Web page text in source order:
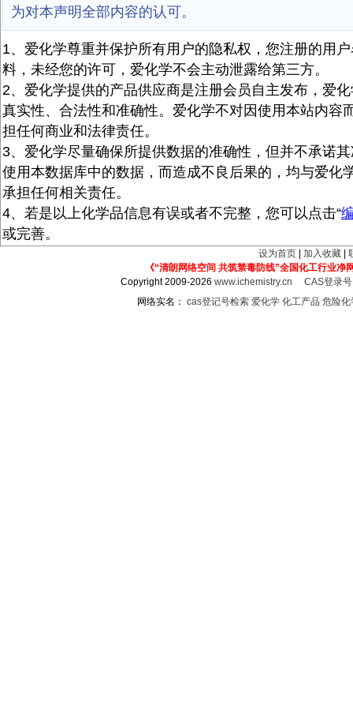
为对本声明全部内容的认可。
1、爱化学尊重并保护所有用户的隐私权，您注册的用
料，未经您的许可，爱化学不会主动泄露给第三方。
2、爱化学提供的产品供应商是注册会员自主发布，爱
真实性、合法性和准确性。爱化学不对因使用本站内容
担任何商业和法律责任。
3、爱化学尽量确保所提供数据的准确性，但并不承诺
使用本数据库中的数据，而造成不良后果的，均与爱化
承担任何相关责任。
4、若是以上化学品信息有误或者不完整，您可以点击“
或完善。
设为首页 加入收藏
《“清朗网络空间 共筑禁毒防线”全国化工行业净
Copyright 2009-2026www.ichemistry.cn
CAS登录
网络实名： cas登记号检索 爱化学 化工产品 危险化